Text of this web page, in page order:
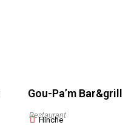
Gou-Pa’m Bar&grill
Restaurant
Hinche